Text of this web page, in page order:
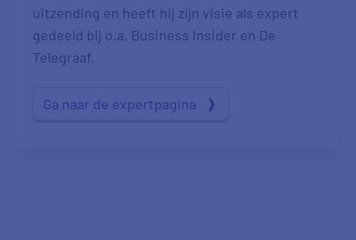
uitzending en heeft hij zijn visie als expert
gedeeld bij o.a. Business Insider en De
Telegraaf.
Ga naar de expertpagina